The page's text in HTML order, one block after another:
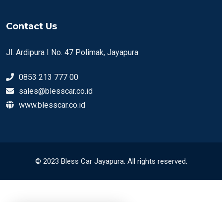
Contact Us
Jl. Ardipura I No. 47 Polimak, Jayapura
0853 213 777 00
sales@blesscar.co.id
www.blesscar.co.id
© 2023 Bless Car Jayapura. All rights reserved.